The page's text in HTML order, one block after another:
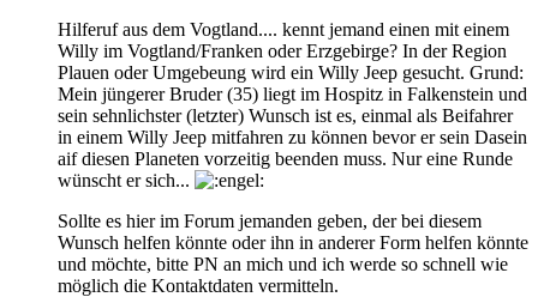
Hilferuf aus dem Vogtland.... kennt jemand einen mit einem
Willy im Vogtland/Franken oder Erzgebirge? In der Region
Plauen oder Umgebeung wird ein Willy Jeep gesucht. Grund:
Mein jüngerer Bruder (35) liegt im Hospitz in Falkenstein und
sein sehnlichster (letzter) Wunsch ist es, einmal als Beifahrer
in einem Willy Jeep mitfahren zu können bevor er sein Dasein
aif diesen Planeten vorzeitig beenden muss. Nur eine Runde
wünscht er sich...
Sollte es hier im Forum jemanden geben, der bei diesem
Wunsch helfen könnte oder ihn in anderer Form helfen könnte
und möchte, bitte PN an mich und ich werde so schnell wie
möglich die Kontaktdaten vermitteln.